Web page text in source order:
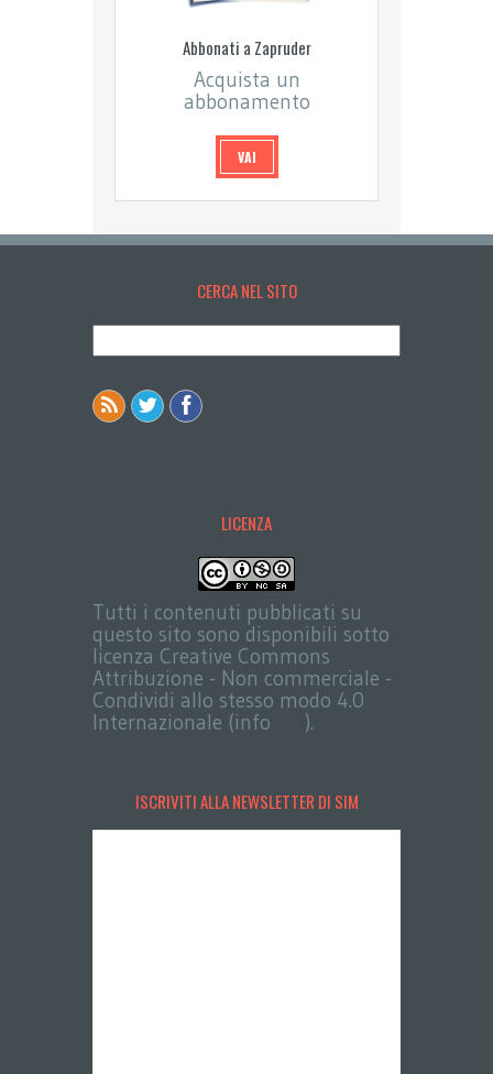
Abbonati a Zapruder
Acquista un
abbonamento
VAI
CERCA NEL SITO
LICENZA
Tutti i contenuti pubblicati su
questo sito sono disponibili sotto
licenza Creative Commons
Attribuzione - Non commerciale -
Condividi allo stesso modo 4.0
Internazionale (info
).
ISCRIVITI ALLA NEWSLETTER DI SIM